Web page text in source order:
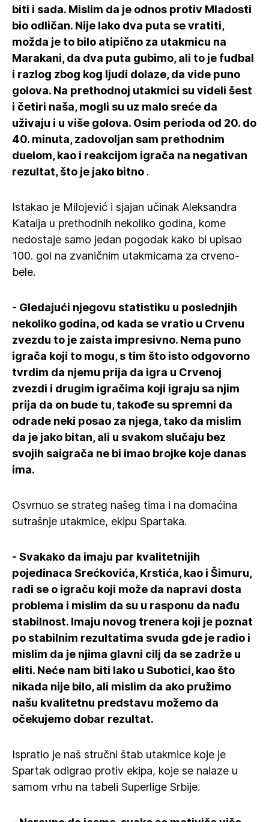
biti i sada. Mislim da je odnos protiv Mladosti
bio odličan. Nije lako dva puta se vratiti,
možda je to bilo atipično za utakmicu na
Marakani, da dva puta gubimo, ali to je fudbal
i razlog zbog kog ljudi dolaze, da vide puno
golova. Na prethodnoj utakmici su videli šest
i četiri naša, mogli su uz malo sreće da
uživaju i u više golova. Osim perioda od 20. do
40. minuta, zadovoljan sam prethodnim
duelom, kao i reakcijom igrača na negativan
rezultat, što je jako bitno .
Istakao je Milojević i sjajan učinak Aleksandra
Kataija u prethodnih nekoliko godina, kome
nedostaje samo jedan pogodak kako bi upisao
100. gol na zvaničnim utakmicama za crveno-
bele.
- Gledajući njegovu statistiku u poslednjih
nekoliko godina, od kada se vratio u Crvenu
zvezdu to je zaista impresivno. Nema puno
igrača koji to mogu, s tim što isto odgovorno
tvrdim da njemu prija da igra u Crvenoj
zvezdi i drugim igračima koji igraju sa njim
prija da on bude tu, takođe su spremni da
odrade neki posao za njega, tako da mislim
da je jako bitan, ali u svakom slučaju bez
svojih saigrača ne bi imao brojke koje danas
ima.
Osvrnuo se strateg našeg tima i na domaćina
sutrašnje utakmice, ekipu Spartaka.
- Svakako da imaju par kvalitetnijih
pojedinaca Srećkovića, Krstića, kao i Šimuru,
radi se o igraču koji može da napravi dosta
problema i mislim da su u rasponu da nađu
stabilnost. Imaju novog trenera koji je poznat
po stabilnim rezultatima svuda gde je radio i
mislim da je njima glavni cilj da se zadrže u
eliti. Neće nam biti lako u Subotici, kao što
nikada nije bilo, ali mislim da ako pružimo
našu kvalitetnu predstavu možemo da
očekujemo dobar rezultat.
Ispratio je naš stručni štab utakmice koje je
Spartak odigrao protiv ekipa, koje se nalaze u
samom vrhu na tabeli Superlige Srbije.